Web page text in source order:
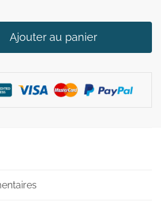
Ajouter au panier